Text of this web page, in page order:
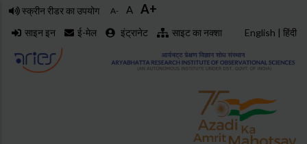
Skip
content
स्क्रीन रीडर का उपयोग A- A A+
साइन इन ई-मेल इंट्रानेट साइट का नक्शा English | हिंदी